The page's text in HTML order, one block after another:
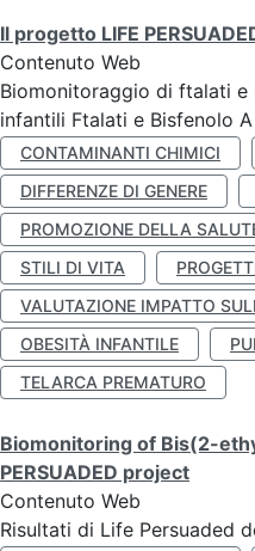
Il progetto LIFE
Contenuto Web
Biomonitoraggio di ftalati e
infantili Ftalati e Bisfenolo
CONTAMINANTI CHIMICI
DIFFERENZE DI GENERE
PROMOZIONE DELLA
STILI DI VITA
VALUTAZIONE IMPATTO
OBESITÀ INFANTILE
TELARCA PREMATURO
Biomonitoring of Bis(2-
PERSUADED project
Contenuto Web
Risultati di Life Persuaded